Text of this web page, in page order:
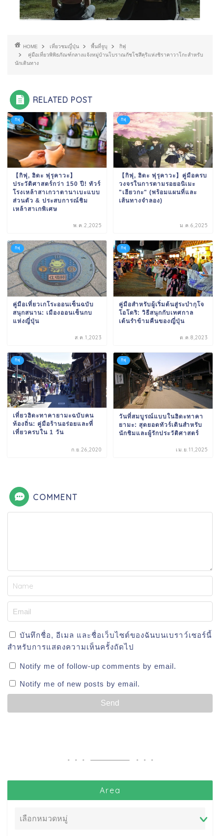
HOME เที่ยวชมญี่ปุ่น พื้นที่จูบุ
กิฟุ
คู่มือเที่ยวพิพิธภัณฑ์กลางแจ้งหมู่บ้านโบราณกัชโชสึคุริแห่งชิราคาวาโกะสำหรับ
นักเดินทาง
RELATED POST
กิฟุ
【กิฟุ, ฮิดะ ฟุรุคาวะ】
ประวัติศาสตร์กว่า 150 ปี! ทัวร์
โรงเหล้าสาเกวาตานาเบะแบบ
ส่วนตัว & ประสบการณ์ชิม
เหล้าสาเกพิเศษ
พ.ค.2,2025
กิฟุ
【กิฟุ, ฮิดะ ฟุรุคาวะ】คู่มือครบ
วงจรในการตามรอยอนิเมะ
"เฮียวกะ" (พร้อมแผนที่และ
เส้นทางจำลอง)
ม.ค.6,2025
กิฟุ
คู่มือเที่ยวเกโระออนเซ็นฉบับ
สนุกสนาน: เมืองออนเซ็นกบ
แห่งญี่ปุ่น
ส.ค.1,2023
กิฟุ
คู่มือสำหรับผู้เริ่มต้นสู่ระบำกุโจ
โอโดริ: วิธีสนุกกับเทศกาล
เต้นรำข้ามคืนของญี่ปุ่น
ต.ค.8,2023
กิฟุ
เที่ยวฮิดะทาคายามะฉบับคน
ท้องถิ่น: คู่มือร้านอร่อยและที่
เที่ยวครบใน 1 วัน
ก.ย.26,2020
กิฟุ
วันที่สมบูรณ์แบบในฮิดะทาคา
ยามะ: สุดยอดทัวร์เดินสำหรับ
นักชิมและผู้รักประวัติศาสตร์
เม.ย.11,2025
COMMENT
บันทึกชื่อ, อีเมล และชื่อเว็บไซต์ของฉันบนเบราว์เซอร์นี้
สำหรับการแสดงความเห็นครั้งถัดไป
Notify me of follow-up comments by email.
Notify me of new posts by email.
Area